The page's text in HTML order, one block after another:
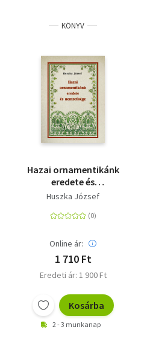
KÖNYV
Hazai ornamentikánk
eredete és
nemzetisége
Huszka József
Online ár:
1 710 Ft
Eredeti ár: 1 900 Ft
Kosárba
2 - 3 munkanap